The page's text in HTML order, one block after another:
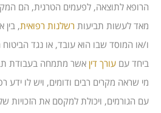
הרופא לתוצאה, לפעמים הטרגית, הם
מאד לעשות תביעות רשלנות רפואית, בין
ו/או המוסד שבו הוא עובד, או נגד
ביחד עם עורך דין אשר מתמחה בעבודת
מי שראה מקרים רבים ודומים, ויש לו
עם הגורמים, ויכולת למקסם את הזכויות